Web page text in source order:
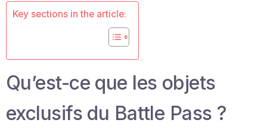
Key sections in the article:
Qu’est-ce que les objets
exclusifs du Battle Pass ?